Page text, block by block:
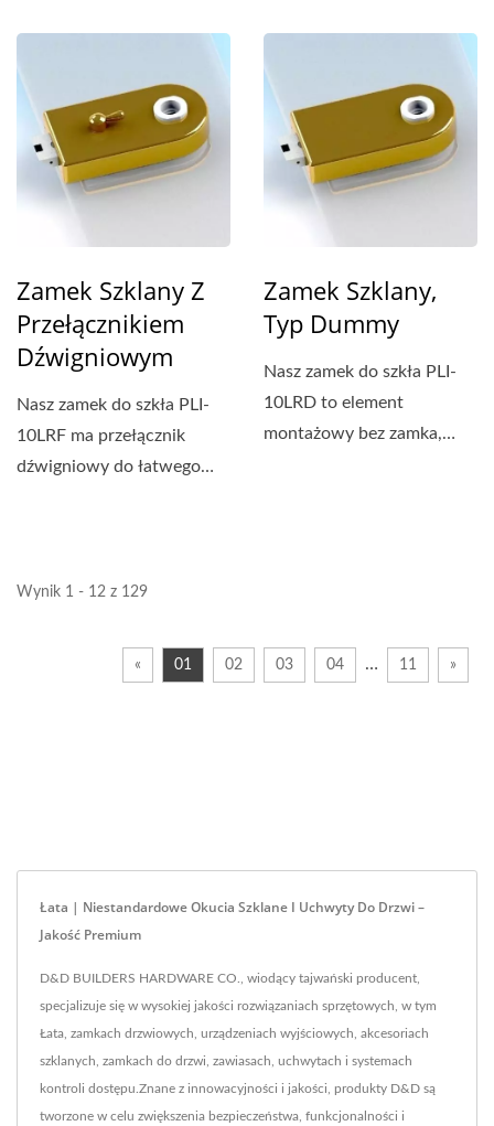
Zamek Szklany Z
Przełącznikiem
Dźwigniowym
Nasz zamek do szkła PLI-
10LRF ma przełącznik
dźwigniowy do łatwego
Zamek Szklany,
Typ Dummy
Nasz zamek do szkła PLI-
10LRD to element
montażowy bez zamka,
Wynik 1 - 12 z 129
« 01 02 03 04 … 11 »
Łata | Niestandardowe Okucia Szklane I Uchwyty Do Drzwi –
Jakość Premium
D&D BUILDERS HARDWARE CO., wiodący tajwański producent,
specjalizuje się w wysokiej jakości rozwiązaniach sprzętowych, w tym
Łata, zamkach drzwiowych, urządzeniach wyjściowych, akcesoriach
szklanych, zamkach do drzwi, zawiasach, uchwytach i systemach
kontroli dostępu.Znane z innowacyjności i jakości, produkty D&D są
tworzone w celu zwiększenia bezpieczeństwa, funkcjonalności i